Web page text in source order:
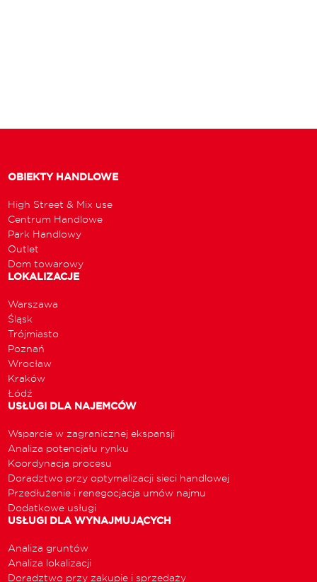
OBIEKTY HANDLOWE
High Street & Mix use
Centrum Handlowe
Park Handlowy
Outlet
Dom towarowy
LOKALIZACJE
Warszawa
Śląsk
Trójmiasto
Poznań
Wrocław
Kraków
Łódź
USŁUGI DLA NAJEMCÓW
Wsparcie w zagranicznej ekspansji
Analiza potencjału rynku
Koordynacja procesu
Doradztwo przy optymalizacji sieci handlowej
Przedłużenie i renegocjacja umów najmu
Dodatkowe usługi
USŁUGI DLA WYNAJMUJĄCYCH
Analiza gruntów
Analiza lokalizacji
Doradztwo przy zakupie i sprzedaży